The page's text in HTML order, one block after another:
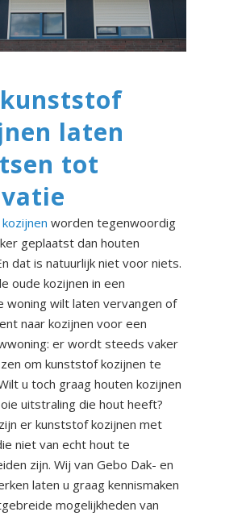
laten
tot
kozijnen worden tegenwoordig
geplaatst dan houten
dat is natuurlijk niet voor niets.
oude kozijnen in een
woning wilt laten vervangen of
naar kozijnen voor een
er wordt steeds vaker
om kunststof kozijnen te
u toch graag houten kozijnen
uitstraling die hout heeft?
er kunststof kozijnen met
niet van echt hout te
zijn. Wij van Gebo Dak- en
laten u graag kennismaken
mogelijkheden van